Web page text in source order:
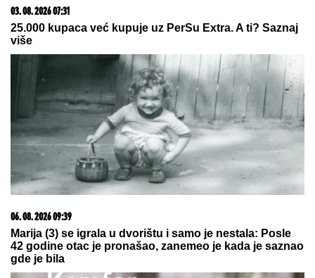
preti:"Nisam ušla u pekaru da
pravim kiflice" (VIDEO)
"Maja sve finansira!" Asmin Durdžić je priznao kako
živi u Beogradu
RAKETA POGODILA TANKER:
jedan napad na plovilo kompanije
ADNOC u Ormuskom moreuzu,
nema povređenih